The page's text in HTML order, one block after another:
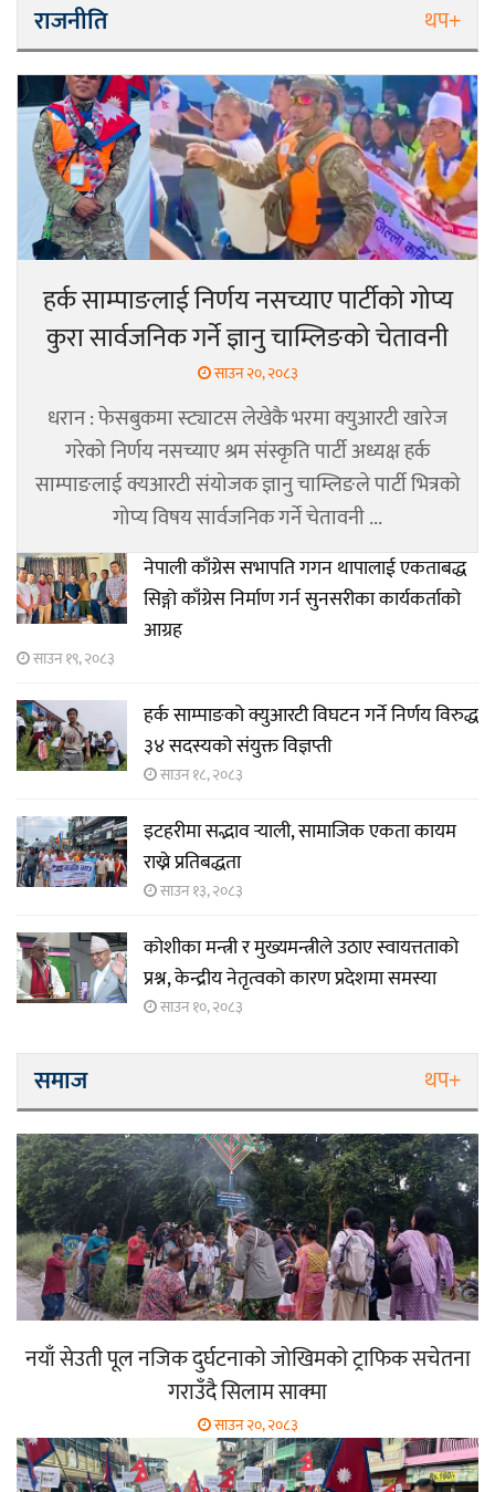
राजनीति थप+
हर्क साम्पाङलाई निर्णय नसच्याए पार्टीको गोप्य
कुरा सार्वजनिक गर्ने ज्ञानु चाम्लिङको चेतावनी
साउन २०, २०८३
धरान : फेसबुकमा स्ट्याटस लेखेकै भरमा क्युआरटी खारेज
गरेको निर्णय नसच्याए श्रम संस्कृति पार्टी अध्यक्ष हर्क
साम्पाङलाई क्यआरटी संयोजक ज्ञानु चाम्लिङले पार्टी भित्रको
गोप्य विषय सार्वजनिक गर्ने चेतावनी ...
नेपाली काँग्रेस सभापति गगन थापालाई एकताबद्ध
सिङ्गो काँग्रेस निर्माण गर्न सुनसरीका कार्यकर्ताको
आग्रह
साउन १९, २०८३
हर्क साम्पाङको क्युआरटी विघटन गर्ने निर्णय विरुद्ध
३४ सदस्यको संयुक्त विज्ञप्ती
साउन १८, २०८३
इटहरीमा सद्भाव र्‍याली, सामाजिक एकता कायम
राख्ने प्रतिबद्धता
साउन १३, २०८३
कोशीका मन्त्री र मुख्यमन्त्रीले उठाए स्वायत्तताको
प्रश्न, केन्द्रीय नेतृत्वको कारण प्रदेशमा समस्या
साउन १०, २०८३
समाज थप+
नयाँ सेउती पूल नजिक दुर्घटनाको जोखिमको ट्राफिक सचेतना
गराउँदै सिलाम साक्मा
साउन २०, २०८३